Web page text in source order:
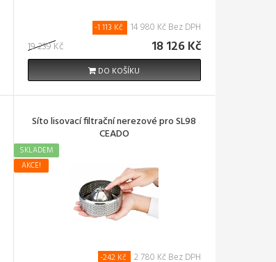
19 239 Kč
-1 113 Kč 14 980 Kč Bez DPH
18 126 Kč
DO KOŠÍKU
Síto lisovací filtrační nerezové pro SL98
CEADO
AKCE!
SKLADEM
-242 Kč 2 780 Kč Bez DPH